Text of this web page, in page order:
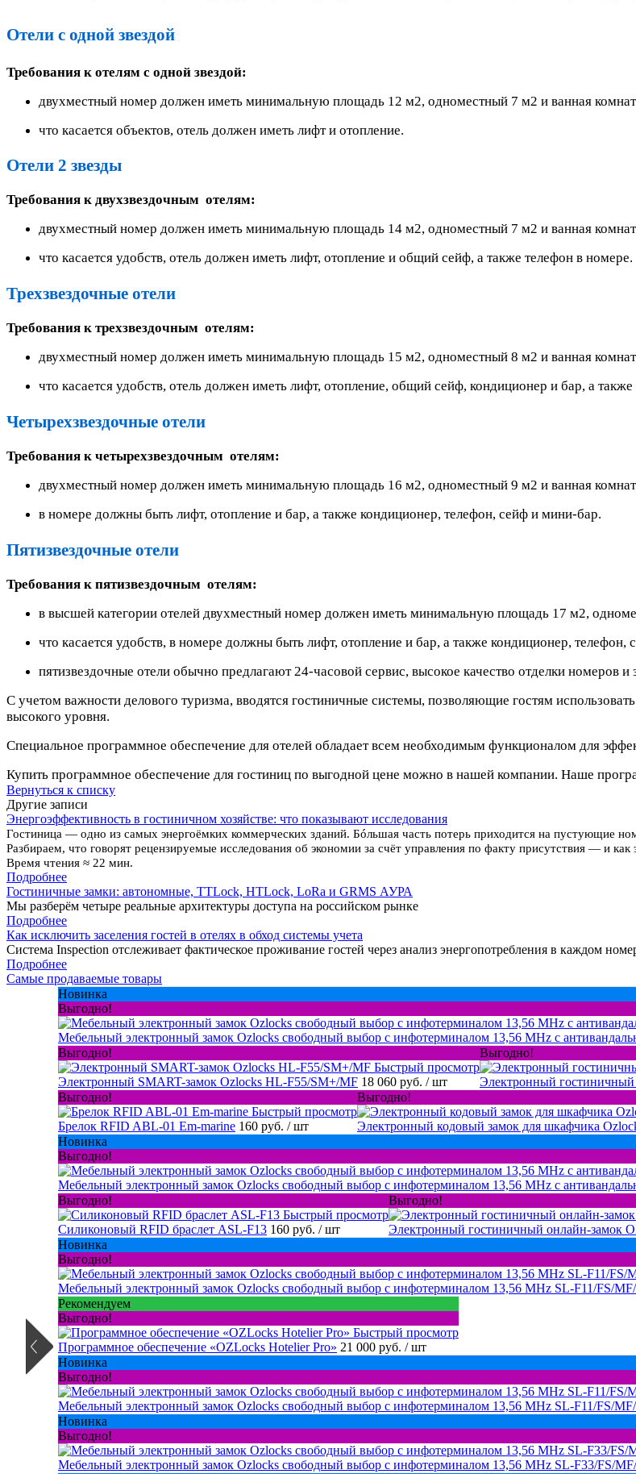
Отели с одной звездой
Требования к отелям с одной звездой:
двухместный номер должен иметь минимальную площадь 12 м2, одноместный 7 м2 и ванная
что касается объектов, отель должен иметь лифт и отопление.
Отели 2 звезды
Требования к двухзвездочным отелям:
двухместный номер должен иметь минимальную площадь 14 м2, одноместный 7 м2 и ванная
что касается удобств, отель должен иметь лифт, отопление и общий сейф, а также телефон в номере.
Трехзвездочные отели
Требования к трехзвездочным отелям:
двухместный номер должен иметь минимальную площадь 15 м2, одноместный 8 м2 и ванная
что касается удобств, отель должен иметь лифт, отопление, общий сейф, кондиционер и бар, а
Четырехзвездочные отели
Требования к четырехзвездочным отелям:
двухместный номер должен иметь минимальную площадь 16 м2, одноместный 9 м2 и ванная
в номере должны быть лифт, отопление и бар, а также кондиционер, телефон, сейф и мини-бар.
Пятизвездочные отели
Требования к пятизвездочным отелям:
в высшей категории отелей двухместный номер должен иметь минимальную площадь 17 м2,
что касается удобств, в номере должны быть лифт, отопление и бар, а также кондиционер, телефон,
пятизвездочные отели обычно предлагают 24-часовой сервис, высокое качество отделки номеров и
С учетом важности делового туризма, вводятся гостиничные системы, позволяющие гостям
высокого уровня.
Специальное программное обеспечение для отелей обладает всем необходимым функционалом для
Купить программное обеспечение для гостиниц по выгодной цене можно в нашей компании. Наше
Вернуться к списку
Другие записи
Энергоэффективность в гостиничном хозяйстве: что показывают исследования
Гостиница — одно из самых энергоёмких коммерческих зданий. Бóльшая часть потерь приходится на пустующие
Разбираем, что говорят рецензируемые исследования об экономии за счёт управления по факту присутствия — и
Время чтения ≈ 22 мин.
Подробнее
Гостиничные замки: автономные, TTLock, HTLock, LoRa и GRMS АУРА
Мы разберём четыре реальные архитектуры доступа на российском рынке
Подробнее
Как исключить заселения гостей в отелях в обход системы учета
Система Inspection отслеживает фактическое проживание гостей через анализ энергопотребления в каждом
Подробнее
Самые продаваемые товары
Новинка
Выгодно!
Мебельный электронный замок Ozlocks свободный выбор с инфотерминалом 13,56 MHz с
Выгодно!
Быстрый просмотр
Электронный SMART-замок Ozlocks HL-F55/SM+/MF 18 060 руб. / шт
Выгодно!
Электронный
Выгодно!
Быстрый просмотр
Брелок RFID ABL-01 Em-marine 160 руб. / шт
Выгодно!
Электронный кодовый замок для шкафчика
Новинка
Выгодно!
Мебельный электронный замок Ozlocks свободный выбор с инфотерминалом 13,56 MHz с
Выгодно!
Быстрый просмотр
Силиконовый RFID браслет ASL-F13 160 руб. / шт
Выгодно!
Электронный гостиничный онлайн-замок
Новинка
Выгодно!
Мебельный электронный замок Ozlocks свободный выбор с инфотерминалом 13,56 MHz SL-F11/FS/
Рекомендуем
Выгодно!
Быстрый просмотр
Программное обеспечение «OZLocks Hotelier Pro» 21 000 руб. / шт
Новинка
Выгодно!
Мебельный электронный замок Ozlocks свободный выбор с инфотерминалом 13,56 MHz SL-F11/FS/
Новинка
Выгодно!
Мебельный электронный замок Ozlocks свободный выбор с инфотерминалом 13,56 MHz SL-F33/FS/